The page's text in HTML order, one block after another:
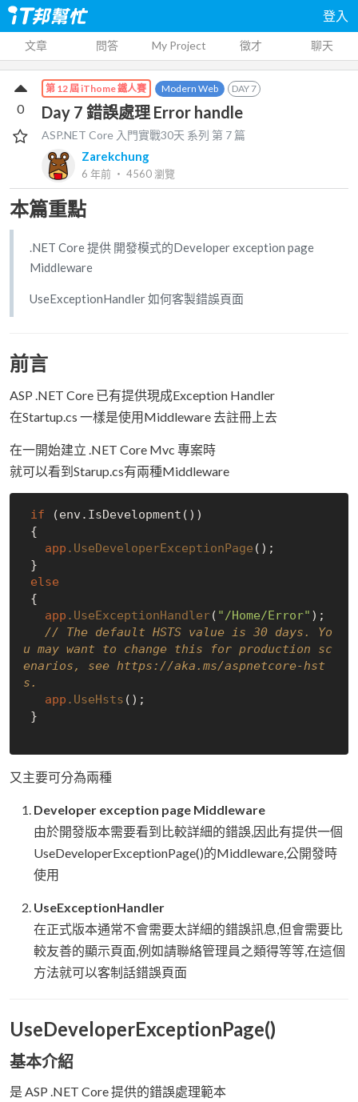
登入
文章 問答 My Project 徵才 聊天
第 12 屆 iThome 鐵人賽 Modern Web DAY7
Day 7 錯誤處理 Error handle
ASP.NET Core 入門實戰30天 系列 第 7 篇
Zarekchung
6 年前 ‧ 4560瀏覽
0
本篇重點
.NET Core 提供 開發模式的Developer exception page
Middleware
UseExceptionHandler 如何客製錯誤頁面
前言
ASP .NET Core 已有提供現成Exception Handler
在Startup.cs 一樣是使用Middleware 去註冊上去
在一開始建立 .NET Core Mvc 專案時
就可以看到Starup.cs有兩種Middleware
if (env.IsDevelopment())
app .UseDeveloperExceptionPage ();
else
app .UseExceptionHandler( "/Home/Error" );
// The default HSTS value is 30 days. Yo
u may want to change this for production sc
enarios, see https://aka.ms/aspnetcore-hst
s.
app .UseHsts ();
又主要可分為兩種
Developer exception page Middleware
由於開發版本需要看到比較詳細的錯誤,因此有提供一個
UseDeveloperExceptionPage()的Middleware,公開發時
使用
UseExceptionHandler
在正式版本通常不會需要太詳細的錯誤訊息,但會需要比
較友善的顯示頁面,例如請聯絡管理員之類得等等,在這個
方法就可以客制話錯誤頁面
UseDeveloperExceptionPage()
基本介紹
是 ASP .NET Core 提供的錯誤處理範本